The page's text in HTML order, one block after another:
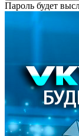
Пароль будет